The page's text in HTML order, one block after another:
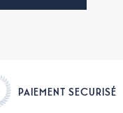
PAIEMENT SECURISÉ